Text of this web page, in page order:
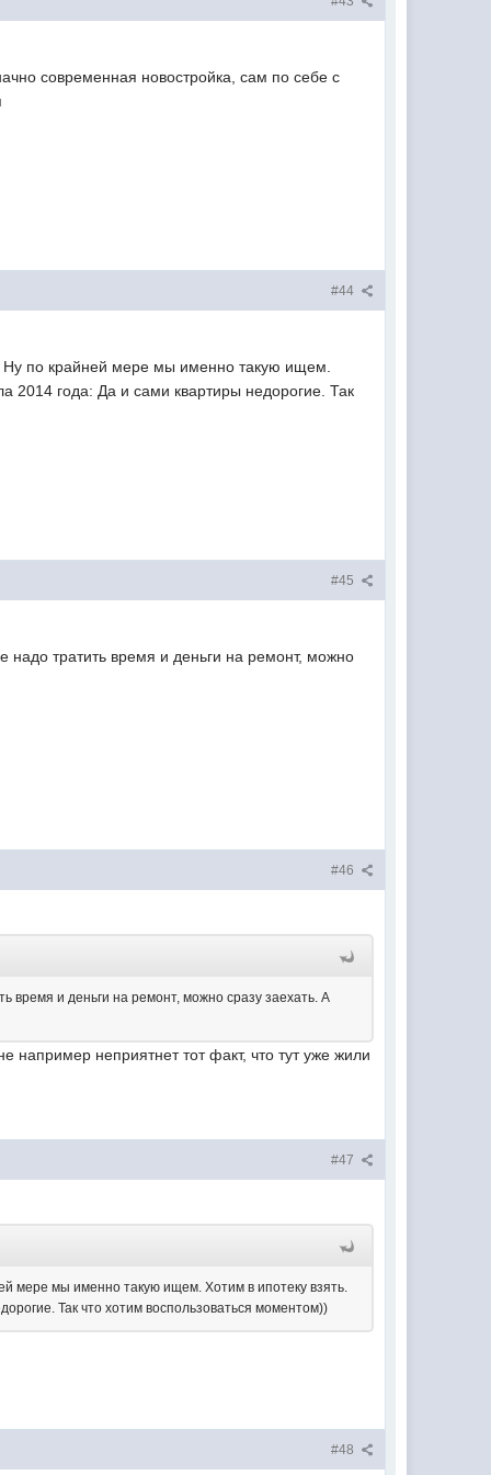
современная новостройка, сам по себе с
#44
Ну по крайней мере мы именно такую ищем.
2014 года: Да и сами квартиры недорогие. Так
#45
надо тратить время и деньги на ремонт, можно
#46
время и деньги на ремонт, можно сразу заехать. А
неприятнет тот факт, что тут уже жили
#47
мере мы именно такую ищем. Хотим в ипотеку взять.
Так что хотим воспользоваться моментом))
#48